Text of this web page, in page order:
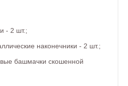
- 2 шт.;
наконечники - 2 шт.;
башмачки скошенной